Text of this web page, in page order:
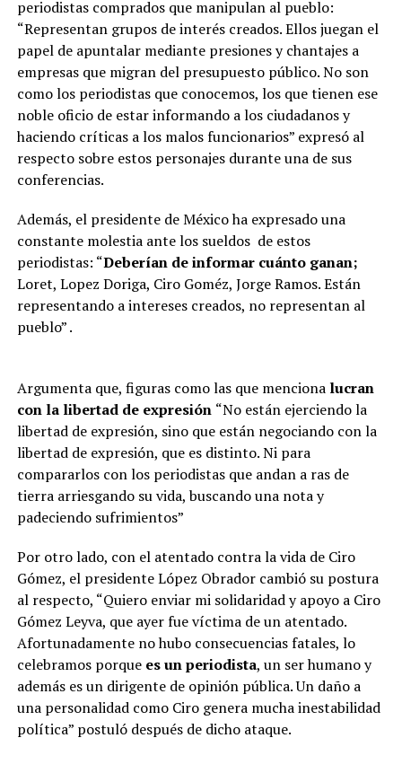
periodistas comprados que manipulan al pueblo:
“Representan grupos de interés creados. Ellos juegan el
papel de apuntalar mediante presiones y chantajes a
empresas que migran del presupuesto público. No son
como los periodistas que conocemos, los que tienen ese
noble oficio de estar informando a los ciudadanos y
haciendo críticas a los malos funcionarios” expresó al
respecto sobre estos personajes durante una de sus
conferencias.
Además, el presidente de México ha expresado una
constante molestia ante los sueldos de estos
periodistas: “Deberían de informar cuánto ganan;
Loret, Lopez Doriga, Ciro Goméz, Jorge Ramos. Están
representando a intereses creados, no representan al
pueblo” .
Argumenta que, figuras como las que menciona lucran
con la libertad de expresión “No están ejerciendo la
libertad de expresión, sino que están negociando con la
libertad de expresión, que es distinto. Ni para
compararlos con los periodistas que andan a ras de
tierra arriesgando su vida, buscando una nota y
padeciendo sufrimientos”
Por otro lado, con el atentado contra la vida de Ciro
Gómez, el presidente López Obrador cambió su postura
al respecto, “Quiero enviar mi solidaridad y apoyo a Ciro
Gómez Leyva, que ayer fue víctima de un atentado.
Afortunadamente no hubo consecuencias fatales, lo
celebramos porquees un periodista, un ser humano y
además es un dirigente de opinión pública. Un daño a
una personalidad como Ciro genera mucha inestabilidad
política” postuló después de dicho ataque.